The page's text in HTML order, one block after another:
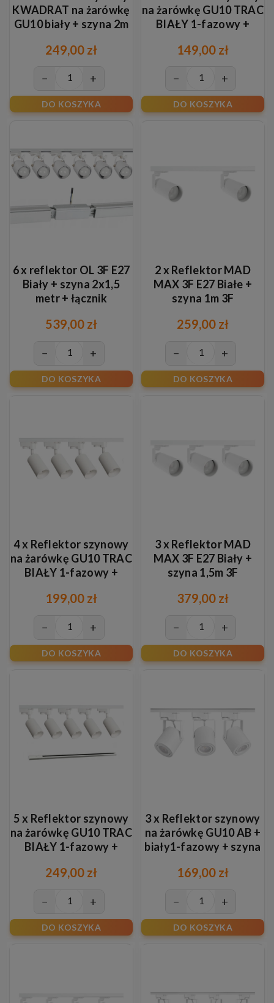
KWADRAT na żarówkę
GU10 biały + szyna 2m
249,00 zł
− +
DO KOSZYKA
na żarówkę GU10 TRAC
BIAŁY 1-fazowy +
149,00 zł
− +
DO KOSZYKA
6 x reflektor OL 3F E27
Biały + szyna 2x1,5
metr + łącznik
539,00 zł
− +
DO KOSZYKA
2 x Reflektor MAD
MAX 3F E27 Białe +
szyna 1m 3F
259,00 zł
− +
DO KOSZYKA
4 x Reflektor szynowy
na żarówkę GU10 TRAC
BIAŁY 1-fazowy +
199,00 zł
− +
DO KOSZYKA
3 x Reflektor MAD
MAX 3F E27 Biały +
szyna 1,5m 3F
379,00 zł
− +
DO KOSZYKA
5 x Reflektor szynowy
na żarówkę GU10 TRAC
BIAŁY 1-fazowy +
249,00 zł
− +
DO KOSZYKA
3 x Reflektor szynowy
na żarówkę GU10 AB +
biały1-fazowy + szyna
169,00 zł
− +
DO KOSZYKA